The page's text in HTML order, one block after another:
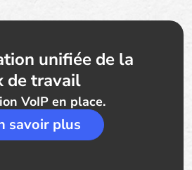
unifiée de la
de travail
VoIP en place.
savoir plus